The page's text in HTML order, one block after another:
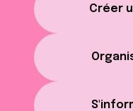
Créer